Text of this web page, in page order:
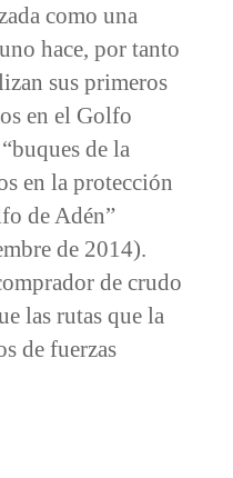
como una
hace, por tanto
sus primeros
en el Golfo
de la
en la protección
de Adén”
de 2014).
de crudo
las rutas que la
de fuerzas